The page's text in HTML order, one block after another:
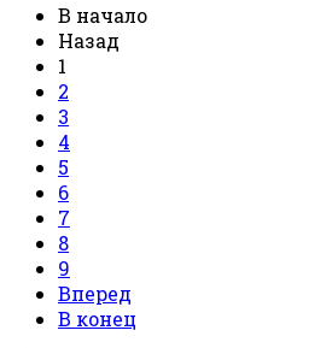
В начало
Назад
1
2
3
4
5
6
7
8
9
Вперед
В конец